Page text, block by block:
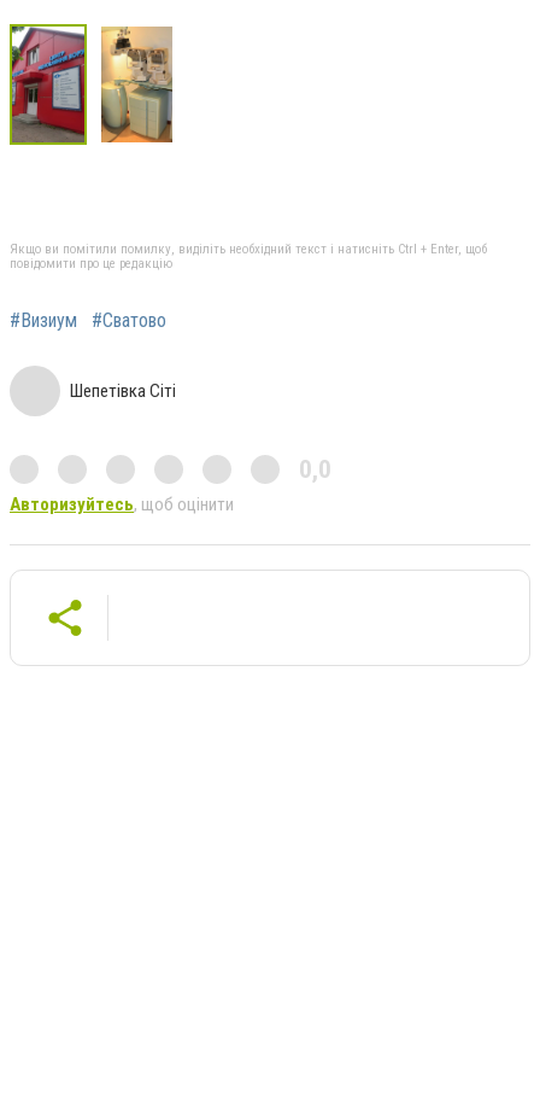
Якщо ви помітили помилку, виділіть необхідний текст і натисніть Ctrl + Enter, щоб
повідомити про це редакцію
#Визиум #Сватово
Шепетівка Сіті
0,0
Авторизуйтесь, щоб оцінити